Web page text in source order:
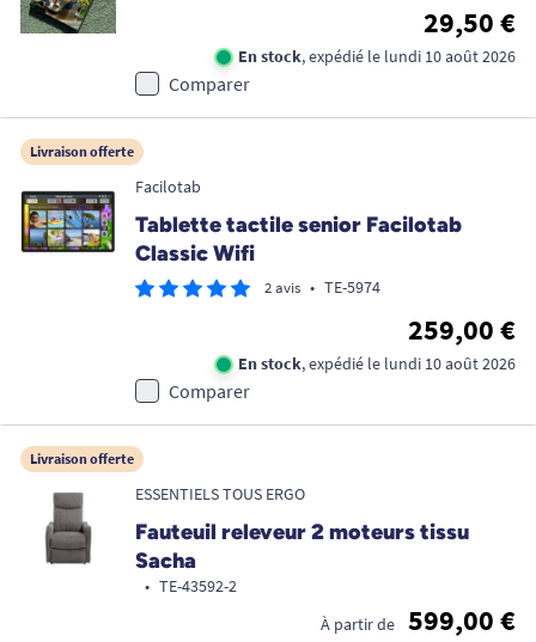
29,50 €
En stock, expédié le lundi 10 août 2026
Comparer
Livraison offerte
Facilotab
Tablette tactile senior Facilotab
Classic Wifi
2 avis • TE-5974
259,00 €
En stock, expédié le lundi 10 août 2026
Comparer
Livraison offerte
ESSENTIELS TOUS ERGO
Fauteuil releveur 2 moteurs tissu
Sacha
• TE-43592-2
À partir de
599,00 €